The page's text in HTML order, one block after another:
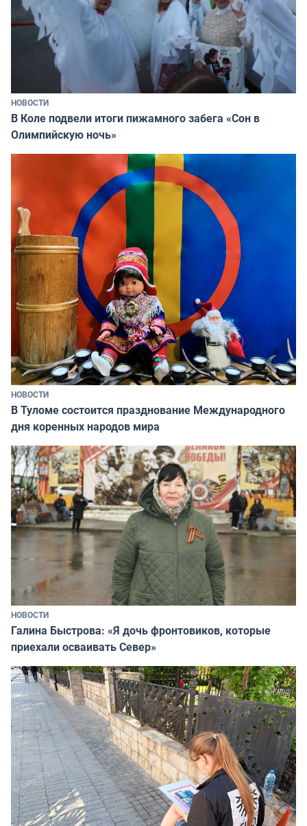
НОВОСТИ
В Коле подвели итоги пижамного забега «Сон в
Олимпийскую ночь»
НОВОСТИ
В Туломе состоится празднование Международного
дня коренных народов мира
НОВОСТИ
Галина Быстрова: «Я дочь фронтовиков, которые
приехали осваивать Север»